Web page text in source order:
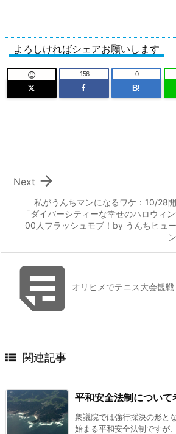
よろしければシェアお願いします
 156
B!
0
私がうんちマンになるワケ：10/28
「ダイバーシティーな幸せのハロウィ
00人フラッシュモブ！by うんちヒュ

Next
オリヒメでテニス大会観戦
 関連記事
平和安全法制について
衆議院では強行採決の形と
始まる平和安全法制ですが